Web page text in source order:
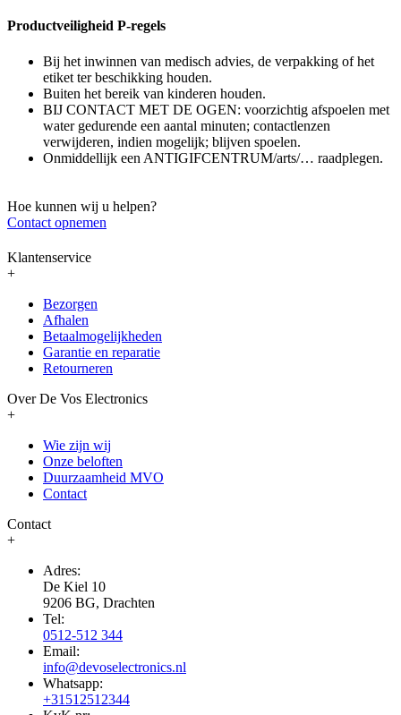
Productveiligheid P-regels
Bij het inwinnen van medisch advies, de verpakking of het
etiket ter beschikking houden.
Buiten het bereik van kinderen houden.
BIJ CONTACT MET DE OGEN: voorzichtig afspoelen met
water gedurende een aantal minuten; contactlenzen
verwijderen, indien mogelijk; blijven spoelen.
Onmiddellijk een ANTIGIFCENTRUM/arts/… raadplegen.
Hoe kunnen wij u helpen?
Contact opnemen
Klantenservice
+
Bezorgen
Afhalen
Betaalmogelijkheden
Garantie en reparatie
Retourneren
Over De Vos Electronics
+
Wie zijn wij
Onze beloften
Duurzaamheid MVO
Contact
Contact
+
Adres:
De Kiel 10
9206 BG, Drachten
Tel:
0512-512 344
Email:
info@devoselectronics.nl
Whatsapp:
+31512512344